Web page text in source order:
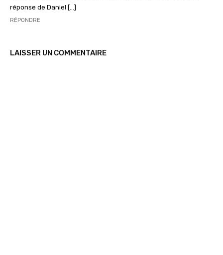
réponse de Daniel […]
RÉPONDRE
LAISSER UN COMMENTAIRE